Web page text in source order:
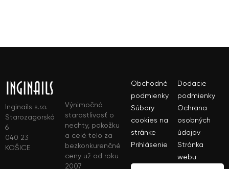
Inginails s.r.o.
Starozagorská
6
040 23
KOŠICE
Výnimočná
starostlivosť o
nechty, pokožku
a celé telo za
bezkonkurenčné
ceny už od roku
2007
Obchodné
podmienky
Dodacie
podmienky
Súbory
cookies na
stránke
Ochrana
osobných
údajov
Prihlásenie
Stránka
webu